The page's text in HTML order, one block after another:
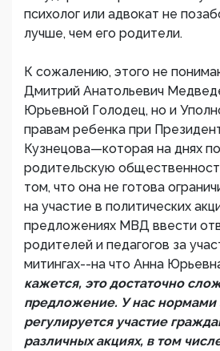
психолог или адвокат не
лучше, чем его родители.
К сожалению, этого не
Дмитрий Анатольевич
Юрьевной Голодец, но и
правам ребенка при
Кузнецова—которая на днях
родительскую
том, что она не готова
на участие в политических
предложениях МВД ввести
родителей и педагогов за
митингах--на что Анна
кажется, это достаточно
предложение. У нас нормами
регулируется участие
различных акциях, в том